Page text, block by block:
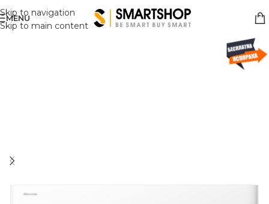
Skip to navigation
Skip to main content
MENU